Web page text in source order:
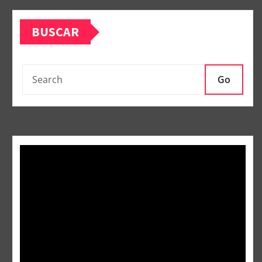
BUSCAR
Go